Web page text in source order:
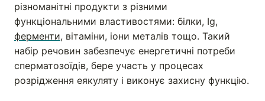
різноманітні продукти з різними
функціональними властивостями: білки, Ig,
ферменти, вітаміни, іони металів тощо. Такий
набір речовин забезпечує енергетичні потреби
сперматозоїдів, бере участь у процесах
розрідження еякуляту і виконує захисну функцію.